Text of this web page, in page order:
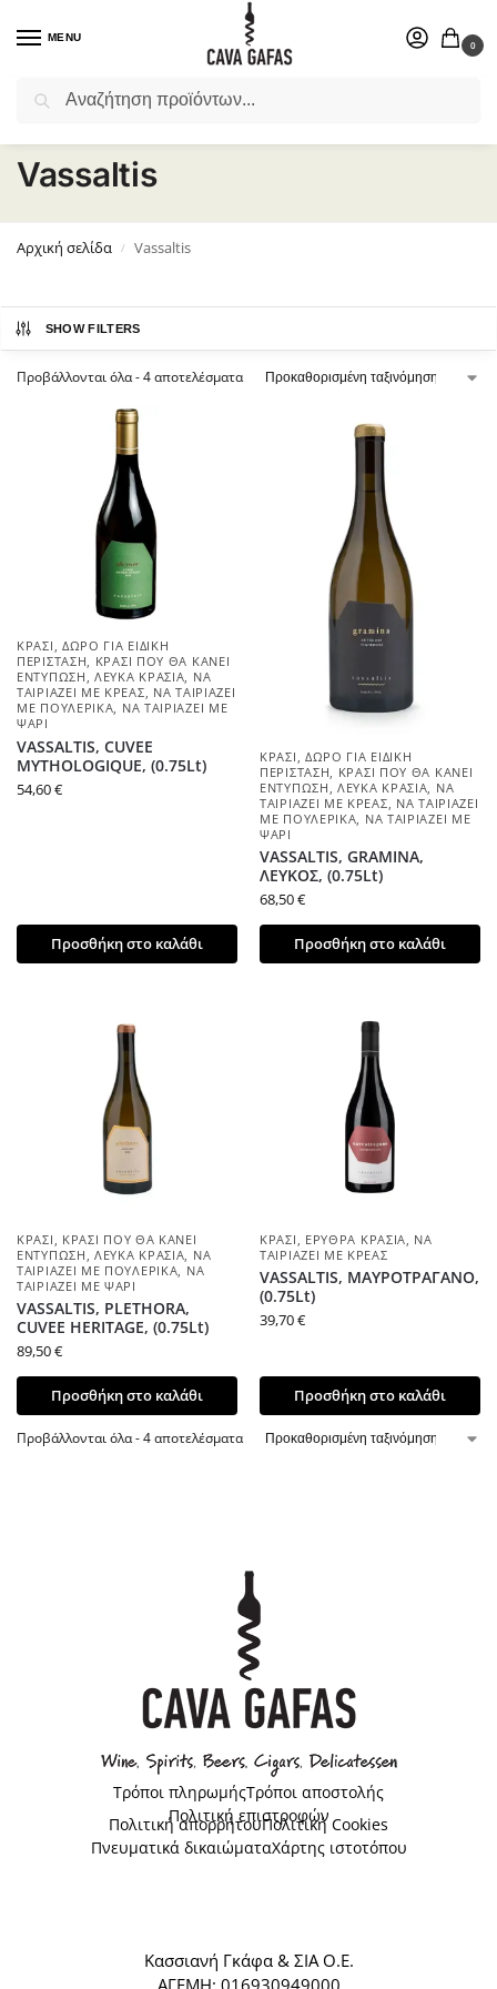
MENU
0
Επιλέξτε ένα δώρο για το αγαπημένο σας πρόσωπο.
Vassaltis
Αρχική σελίδα / Vassaltis
SHOW FILTERS
Προβάλλονται όλα - 4 αποτελέσματα
ΚΡΑΣΊ , ΔΏΡΟ ΓΙΑ ΕΙΔΙΚΉ
ΠΕΡΊΣΤΑΣΗ, ΚΡΑΣΊ ΠΟΥ ΘΑ ΚΆΝΕΙ
ΕΝΤΎΠΩΣΗ ,ΛΕΥΚΆ ΚΡΑΣΙΆ, ΝΑ
ΤΑΙΡΙΆΖΕΙ ΜΕ ΚΡΈΑΣ, ΝΑ ΤΑΙΡΙΆΖΕΙ
ΜΕ ΠΟΥΛΕΡΙΚΆ, ΝΑ ΤΑΙΡΙΆΖΕΙ ΜΕ
ΨΆΡΙ
VASSALTIS, CUVEE
MYTHOLOGIQUE, (0.75Lt)
54,60€
Προσθήκη στο καλάθι
ΚΡΑΣΊ
ΔΏΡΟ ΓΙΑ ΕΙΔΙΚΉ
ΠΕΡΊΣΤΑΣΗ
ΚΡΑΣΊ ΠΟΥ ΘΑ ΚΆΝΕΙ
ΕΝΤΎΠΩΣΗ
,ΛΕΥΚΆ ΚΡΑΣΙΆ
ΝΑ
ΤΑΙΡΙΆΖΕΙ ΜΕ ΚΡΈΑΣ
ΝΑ ΤΑΙΡΙΆΖΕΙ
ΜΕ ΠΟΥΛΕΡΙΚΆ
ΝΑ ΤΑΙΡΙΆΖΕΙ ΜΕ
ΨΆΡΙ
VASSALTIS, GRAMINA,
ΛΕΥΚΟΣ, (0.75Lt)
68,50€
Προσθήκη στο καλάθι
ΚΡΑΣΊ
ΚΡΑΣΊ ΠΟΥ ΘΑ ΚΆΝΕΙ
ΕΝΤΎΠΩΣΗ
,ΛΕΥΚΆ ΚΡΑΣΙΆ
ΝΑ
ΤΑΙΡΙΆΖΕΙ ΜΕ ΠΟΥΛΕΡΙΚΆ
ΝΑ
ΤΑΙΡΙΆΖΕΙ ΜΕ ΨΆΡΙ
VASSALTIS, PLETHORA,
CUVEE HERITAGE, (0.75Lt)
89,50€
Προσθήκη στο καλάθι
ΚΡΑΣΊ ΕΡΥΘΡΆ ΚΡΑΣΙΆ
ΝΑ
ΤΑΙΡΙΆΖΕΙ ΜΕ ΚΡΈΑΣ
VASSALTIS, ΜΑΥΡΟΤΡΑΓΑΝΟ,
(0.75Lt)
39,70€
Προσθήκη στο καλάθι
Προβάλλονται όλα - 4 αποτελέσματα
Τρόποι πληρωμήςΤρόποι αποστολής
Πολιτική επιστροφών
Πολιτική απορρήτουΠολιτική Cookies
Πνευματικά δικαιώματαΧάρτης ιστοτόπου
Κασσιανή Γκάφα & ΣΙΑ Ο.Ε.
ΑΓΕΜΗ: 016930949000